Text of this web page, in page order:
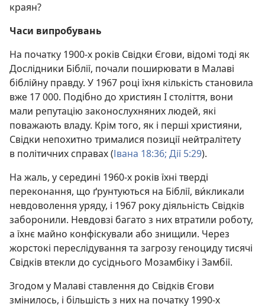
краян?
Часи випробувань
На початку 1900-х років Свідки Єгови, відомі тоді як
Дослідники Біблії, почали поширювати в Малаві
біблійну правду. У 1967 році їхня кількість становила
вже 17 000. Подібно до християн I століття, вони
мали репутацію законослухняних людей, які
поважають владу. Крім того, як і перші християни,
Свідки непохитно трималися позиції нейтралітету
в політичних справах (Івана 18:36; Дії 5:29).
На жаль, у середині 1960-х років їхні тверді
переконання, що ґрунтуються на Біблії, ви́кликали
невдоволення уряду, і 1967 року діяльність Свідків
заборонили. Невдовзі багато з них втратили роботу,
а їхнє майно конфіскували або знищили. Через
жорстокі переслідування та загрозу геноциду тисячі
Свідків втекли до сусіднього Мозамбіку і Замбії.
Згодом у Малаві ставлення до Свідків Єгови
змінилось, і більшість з них на початку 1990-х